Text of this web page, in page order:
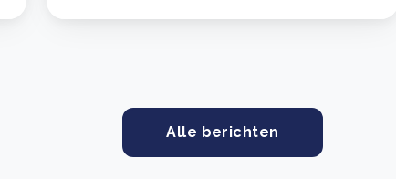
Alle berichten